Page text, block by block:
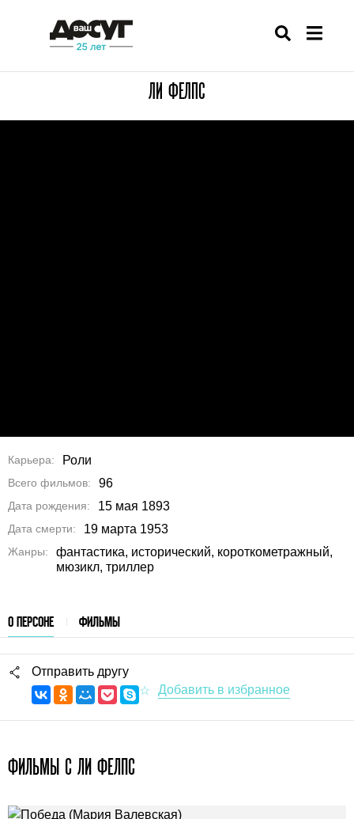
ЛИ ФЕЛПС
Карьера Роли
Всего фильмов 96
Дата рождения 15 мая 1893
Дата смерти 19 марта 1953
Жанры
фантастика, исторический, короткометражный,
мюзикл, триллер
О ПЕРСОНЕ ФИЛЬМЫ
Отправить другу
ФИЛЬМЫ С ЛИ ФЕЛПС